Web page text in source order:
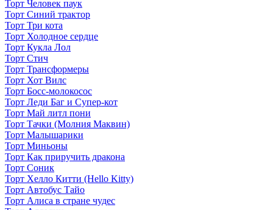
Торт Человек паук
Торт Синий трактор
Торт Три кота
Торт Холодное сердце
Торт Кукла Лол
Торт Стич
Торт Трансформеры
Торт Хот Вилс
Торт Босс-молокосос
Торт Леди Баг и Супер-кот
Торт Май литл пони
Торт Тачки (Молния Маквин)
Торт Малышарики
Торт Миньоны
Торт Как приручить дракона
Торт Соник
Торт Хелло Китти (Hello Kitty)
Торт Автобус Тайо
Торт Алиса в стране чудес